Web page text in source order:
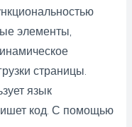
элементы,
страницы.
язык
код. С помощью